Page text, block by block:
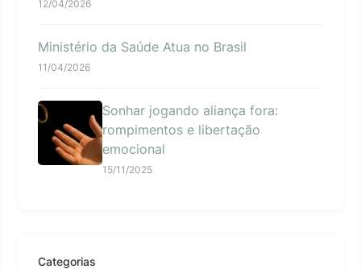
12/04/2026
Ministério da Saúde Atua no Brasil
11/04/2026
Sonhar jogando aliança fora:
rompimentos e libertação
emocional
15/11/2025
Categorias